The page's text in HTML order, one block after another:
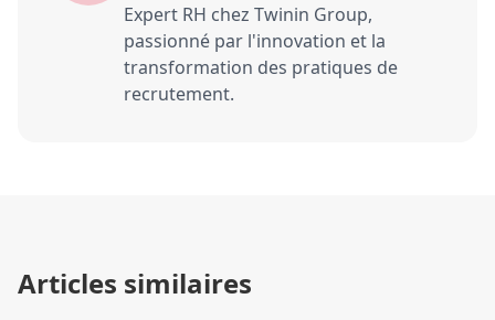
Expert RH chez Twinin Group,
passionné par l'innovation et la
transformation des pratiques de
recrutement.
Articles similaires